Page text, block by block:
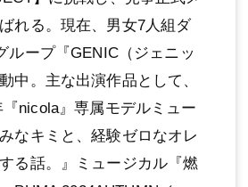
れる。現在、男⼥7⼈組ダ
ループ『GENIC（ジェニッ
中。主な出演作品として、
nicola』専属モデルミュー
なキミと、経験ゼロなオレ
る話。』ミュージカル『燃